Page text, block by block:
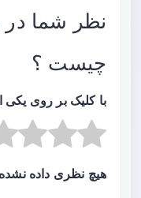
نظر شما
چیست ؟
با کلیک بر روی یکی از ستاره ها
هیچ نظری داده